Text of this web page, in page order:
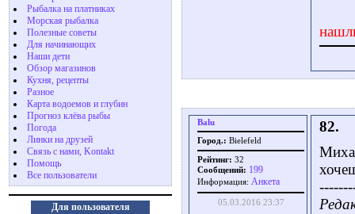
Рыбалка на платниках
Морская рыбалка
Полезные советы
Для начинающих
Наши дети
Обзор магазинов
Кухня, рецепты
Разное
Карта водоемов и глубин
Прогноз клёва рыбы
Погода
Линки на друзей
Связь с нами, Kontakt
Помощь
Все пользователи
Для пользователя
Balu
Город.: Bielefeld
Рейтинг: 32
Сообщений: 199
Информация: Aнкета
05.03.2016 23:37
82.